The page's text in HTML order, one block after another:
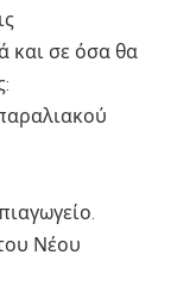
και σε όσα θα
Νέου